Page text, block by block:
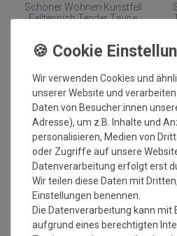
Schöner Wohnen Kunstfell
Fellteppich Tender Taupe
Grundpreis:79,99 €/Stück
inkl. ges. MwSt.zzgl.
Versandkostenfrei*
NEU
Wir verwenden Cookies und
unserer Website und
Daten von Besucher:innen
Adresse), um z.B. Inhalte und
personalisieren, Medien von
oder Zugriffe auf unsere
Datenverarbeitung erfolgt erst
Wir teilen diese Daten mit
Einstellungen benennen.
Die Datenverarbeitung kann mit
aufgrund eines berechtigten